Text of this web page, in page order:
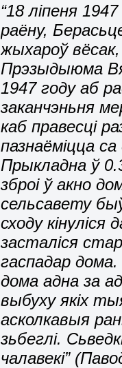
“18 ліпеня
раёну,
жыхароў
Прэзыдыюма
1947 году аб
заканчэньня
каб правесці
пазнаёміцца
Прыкладна ў
зброі ў акно
сельсавету
сходу кінуліся
засталіся
гаспадар
дома адна за
выбуху якіх
асколкавыя
зьбеглі.
чалавекі”